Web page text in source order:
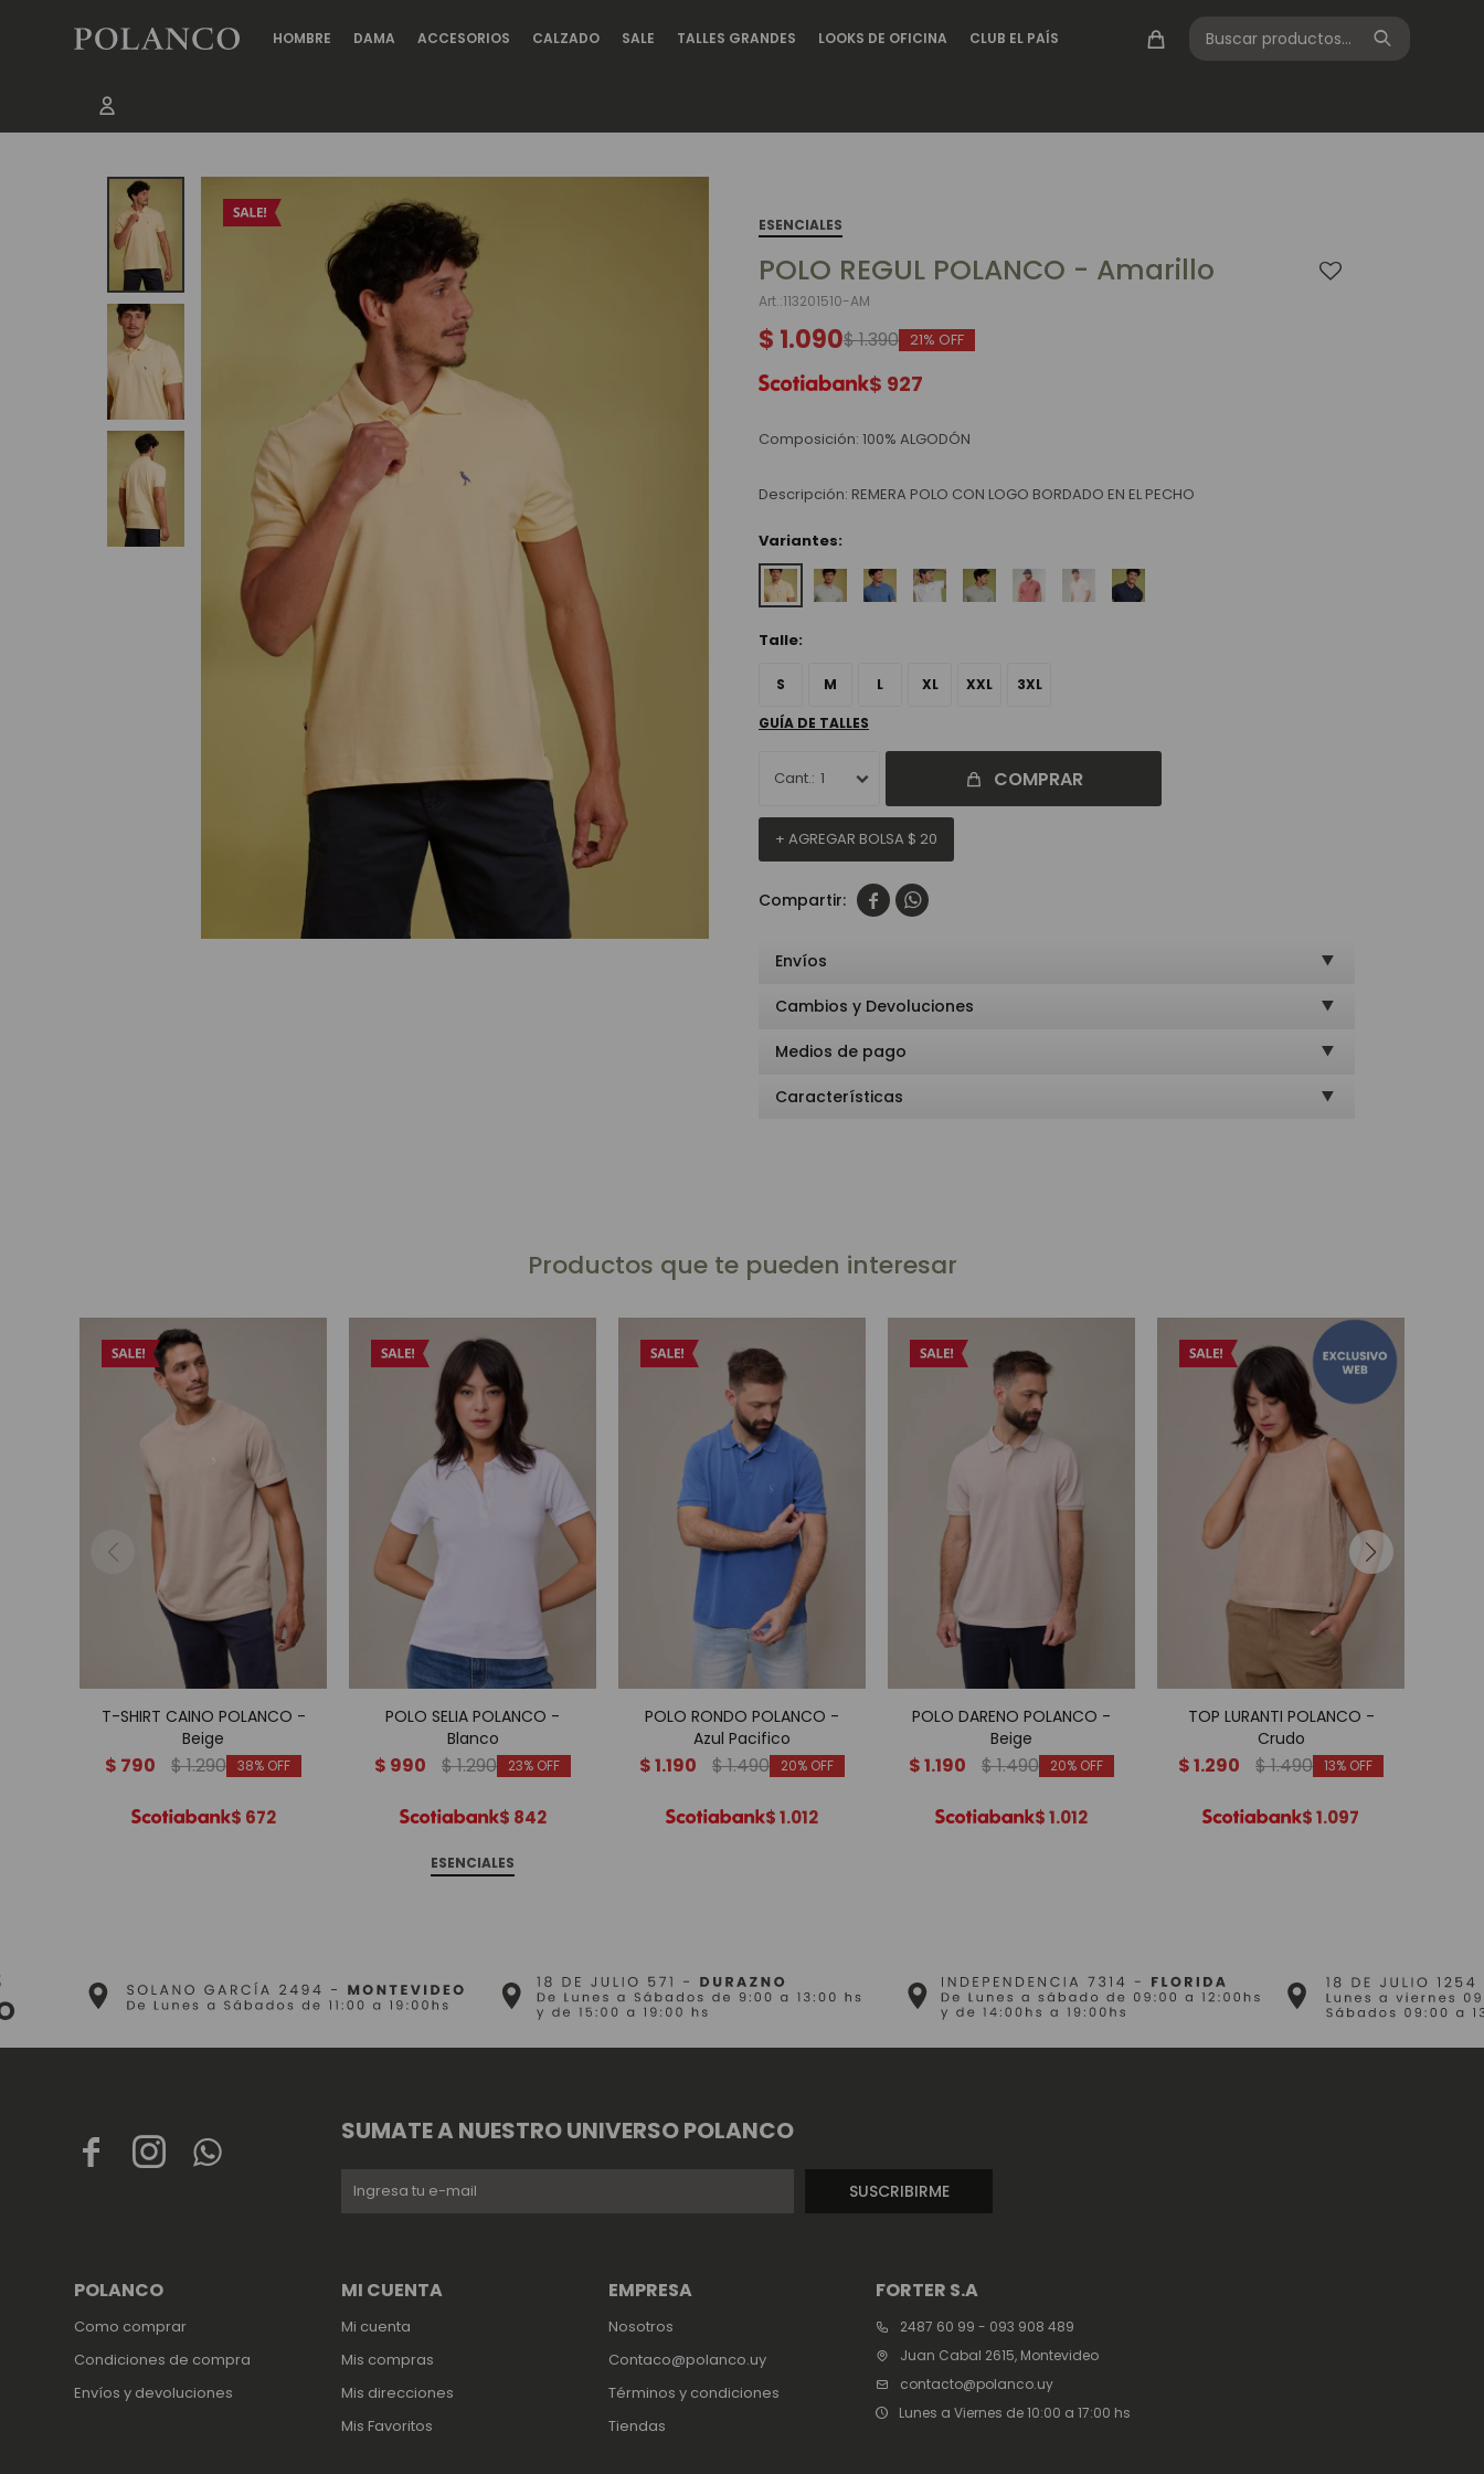
HOMBRE DAMA ACCESORIOS CALZADO SALE TALLES GRANDES LOOKS DE OFICINA CLUB EL PAÍS
ESENCIALES
POLO REGUL POLANCO - Amarillo
113201510-AM
$ 1.090$1.390 21
$ 927
Composición: 100% ALGODÓN
Descripción: REMERA POLO CON LOGO BORDADO EN EL PECHO
Variantes:
Talle:
S M L XL XXL 3XL
GUÍA DE TALLES
1 COMPRAR
+ AGREGAR BOLSA $ 20
 
Envíos
Cambios y Devoluciones
Medios de pago
Características
Productos que te pueden interesar
T-SHIRT CAINO POLANCO -
Beige
$ 790 $1.290 38
$ 672
POLO SELIA POLANCO -
Blanco
$ 990 $1.290 23
$ 842
ESENCIALES
POLO RONDO POLANCO -
Azul Pacifico
$1.190 $1.490 20
$1.012
POLO DARENO POLANCO -
Beige
$1.190 $1.490 20
$1.012
TOP LURANTI POLANCO -
Crudo
$1.290 $1.490 13
$1.097
  
FORTER S.A
2487 60 99 - 093 908 489
Juan Cabal 2615, Montevideo
contacto@polanco.uy
Lunes a Viernes de 10:00 a 17:00 hs
EMPRESA
Nosotros
Contaco@polanco.uy
Términos y condiciones
Tiendas
POLANCO
Como comprar
Condiciones de compra
Envíos y devoluciones
MI CUENTA
Mi cuenta
Mis compras
Mis direcciones
Mis Favoritos
SUMATE A NUESTRO UNIVERSO POLANCO
SUSCRIBIRME